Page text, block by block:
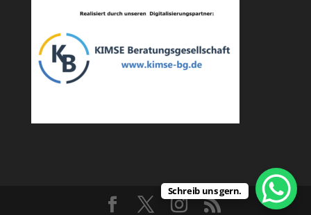
Schreib uns gern.